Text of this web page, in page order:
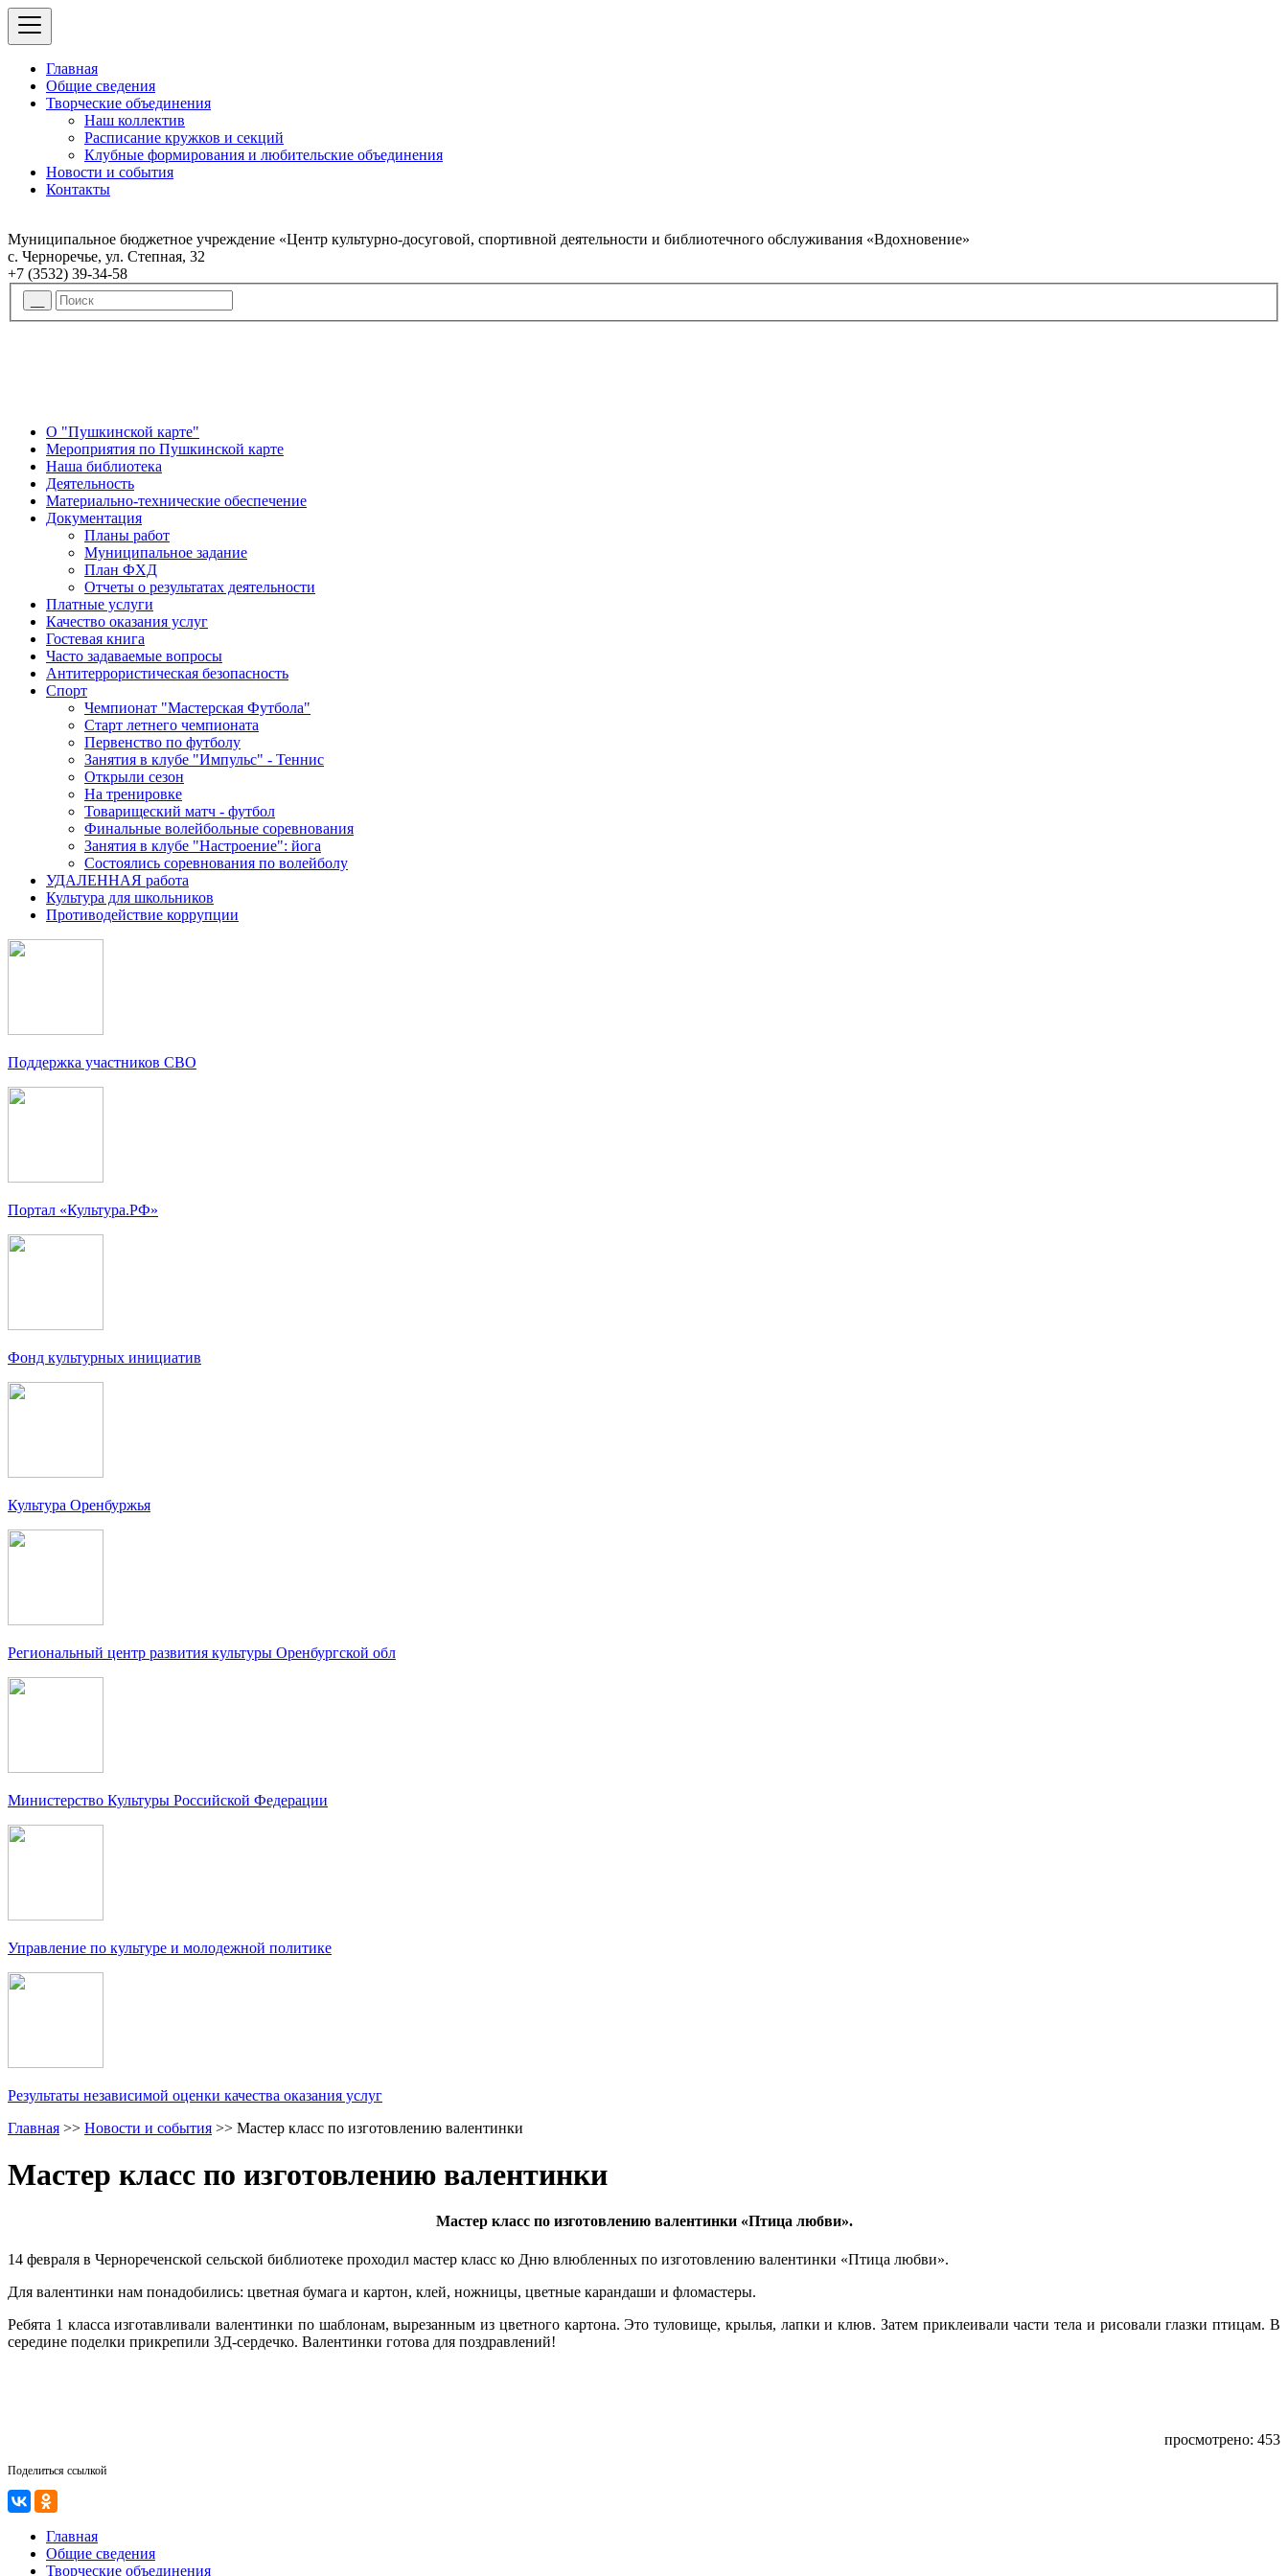
Главная
Общие сведения
Творческие объединения
Наш коллектив
Расписание кружков и секций
Клубные формирования и любительские объединения
Новости и события
Контакты
Муниципальное бюджетное учреждение «Центр культурно-досуговой, спортивной деятельности и библиотечного обслуживания «Вдохновение»
с. Черноречье, ул. Степная, 32
+7 (3532) 39-34-58
О "Пушкинской карте"
Мероприятия по Пушкинской карте
Наша библиотека
Деятельность
Материально-технические обеспечение
Документация
Планы работ
Муниципальное задание
План ФХД
Отчеты о результатах деятельности
Платные услуги
Качество оказания услуг
Гостевая книга
Часто задаваемые вопросы
Антитеррористическая безопасность
Спорт
Чемпионат "Мастерская Футбола"
Старт летнего чемпионата
Первенство по футболу
Занятия в клубе "Импульс" - Теннис
Открыли сезон
На тренировке
Товарищеский матч - футбол
Финальные волейбольные соревнования
Занятия в клубе "Настроение": йога
Состоялись соревнования по волейболу
УДАЛЕННАЯ работа
Культура для школьников
Противодействие коррупции
Поддержка участников СВО
Портал «Культура.РФ»
Фонд культурных инициатив
Культура Оренбуржья
Региональный центр развития культуры Оренбургской обл
Министерство Культуры Российской Федерации
Управление по культуре и молодежной политике
Результаты независимой оценки качества оказания услуг
Главная >> Новости и события >> Мастер класс по изготовлению валентинки
Мастер класс по изготовлению валентинки
Мастер класс по изготовлению валентинки «Птица любви».
14 февраля в Чернореченской сельской библиотеке проходил мастер класс ко Дню влюбленных по изготовлению валентинки «Птица любви».
Для валентинки нам понадобились: цветная бумага и картон, клей, ножницы, цветные карандаши и фломастеры.
Ребята 1 класса изготавливали валентинки по шаблонам, вырезанным из цветного картона. Это туловище, крылья, лапки и клюв. Затем приклеивали части тела и рисовали глазки птицам. В
середине поделки прикрепили 3Д-сердечко. Валентинки готова для поздравлений!
просмотрено: 453
Поделиться ссылкой
Главная
Общие сведения
Творческие объединения